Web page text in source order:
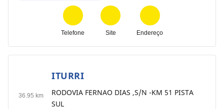
Telefone Site Endereço
36.95 km
ITURRI
RODOVIA FERNAO DIAS ,S/N -KM 51 PISTA
SUL